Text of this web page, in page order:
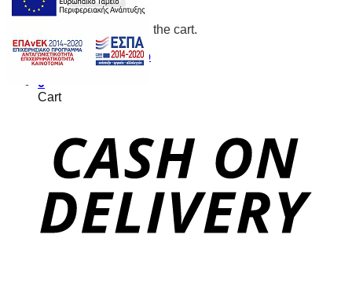
No products in the cart.
Return to shop
0
Cart